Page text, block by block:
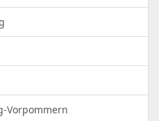
Vorpommern